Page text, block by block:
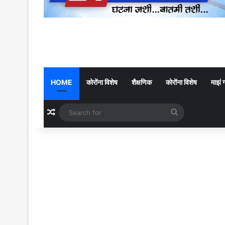
HOME कोरोंना विशेष शैक्षणिक कोरोंना विशेष माझं
Random Article
for